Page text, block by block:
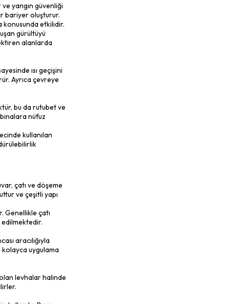
İsmini, doğal taşların
sonra bağlayıcılar eklenerek
Bu liflerin uzunluğu ve kalınlığı, taş
katkı maddeleri ile bir araya getirilir
dayanıklıdır ve yangın güvenliği
karşı dayanıklı bir bariyer oluşturur.
güvenliğini koruma konusunda etkilidir.
ve ileterek oluşan gürültüyü
kontrolü gerektiren alanlarda
iletkenlik değeri sayesinde ısı geçişini
maliyetlerini düşürür. Ayrıca çevreye
suyun binalara nüfuz
Üretim sürecinde kullanılan
azaltarak, sürdürülebilirlik